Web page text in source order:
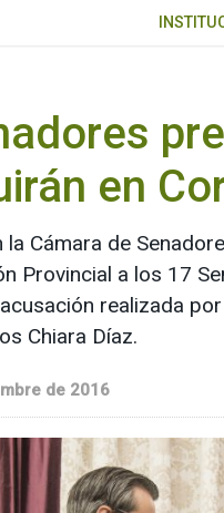
en
la Cámara de
Provincial a los 17
realizada
Chiara Díaz.
de 2016